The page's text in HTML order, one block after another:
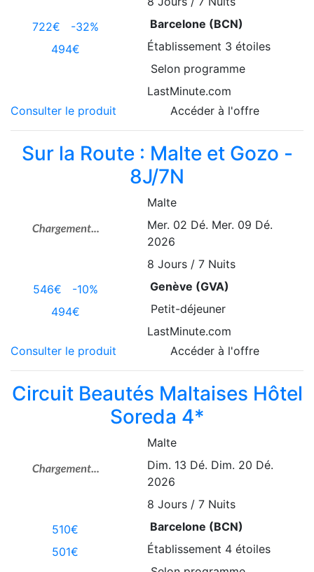
722€ -32%
494€
Barcelone (BCN)
Établissement 3 étoiles
Selon programme
LastMinute.com
Consulter le produit
Accéder à l'offre
Sur la Route : Malte et Gozo -
8J/7N
546€ -10%
494€
Malte
Mer. 02 Dé. Mer. 09 Dé.
2026
8 Jours / 7 Nuits
Genève (GVA)
Petit-déjeuner
LastMinute.com
Consulter le produit
Accéder à l'offre
Circuit Beautés Maltaises Hôtel
Soreda 4*
510€
501€
Malte
Dim. 13 Dé. Dim. 20 Dé.
2026
8 Jours / 7 Nuits
Barcelone (BCN)
Établissement 4 étoiles